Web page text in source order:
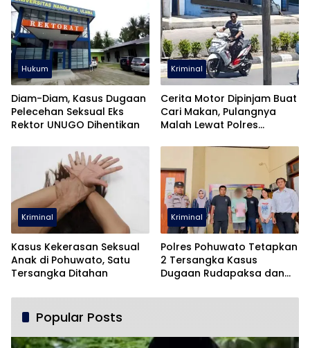
Hukum
Diam-Diam, Kasus Dugaan
Pelecehan Seksual Eks
Rektor UNUGO Dihentikan
Kriminal
Cerita Motor Dipinjam Buat
Cari Makan, Pulangnya
Malah Lewat Polres
Kriminal
Kasus Kekerasan Seksual
Anak di Pohuwato, Satu
Tersangka Ditahan
Kriminal
Polres Pohuwato Tetapkan
2 Tersangka Kasus
Dugaan Rudapaksa dan
Popular Posts